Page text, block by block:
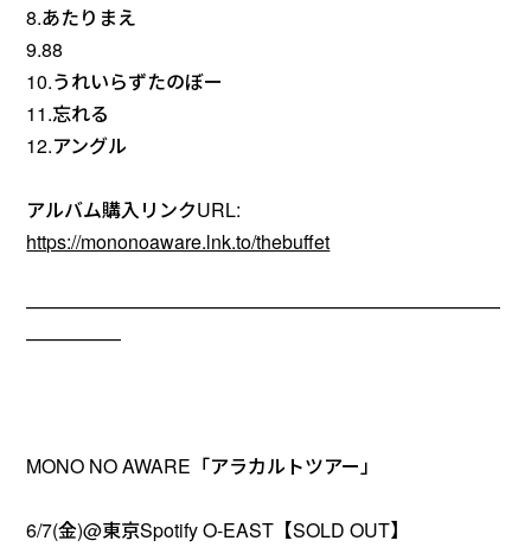
8.あたりまえ
9.88
10.うれいらずたのぼー
11.忘れる
12.アングル
アルバム購入リンクURL:
https://mononoaware.lnk.to/thebuffet
—————————————————————————
—————
MONO NO AWARE「アラカルトツアー」
6/7(金)@東京Spotify O-EAST【SOLD OUT】